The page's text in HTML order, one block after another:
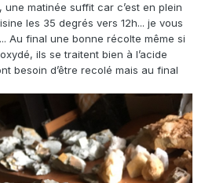
matinée suffit car c’est en plein
les 35 degrés vers 12h... je vous
Au final une bonne récolte même si
ils se traitent bien à l’acide
besoin d’être recolé mais au final